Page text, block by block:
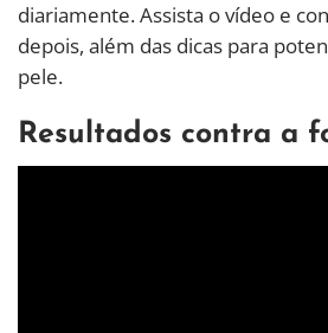
diariamente. Assista o vídeo e
depois, além das dicas para
pele.
Resultados contra a